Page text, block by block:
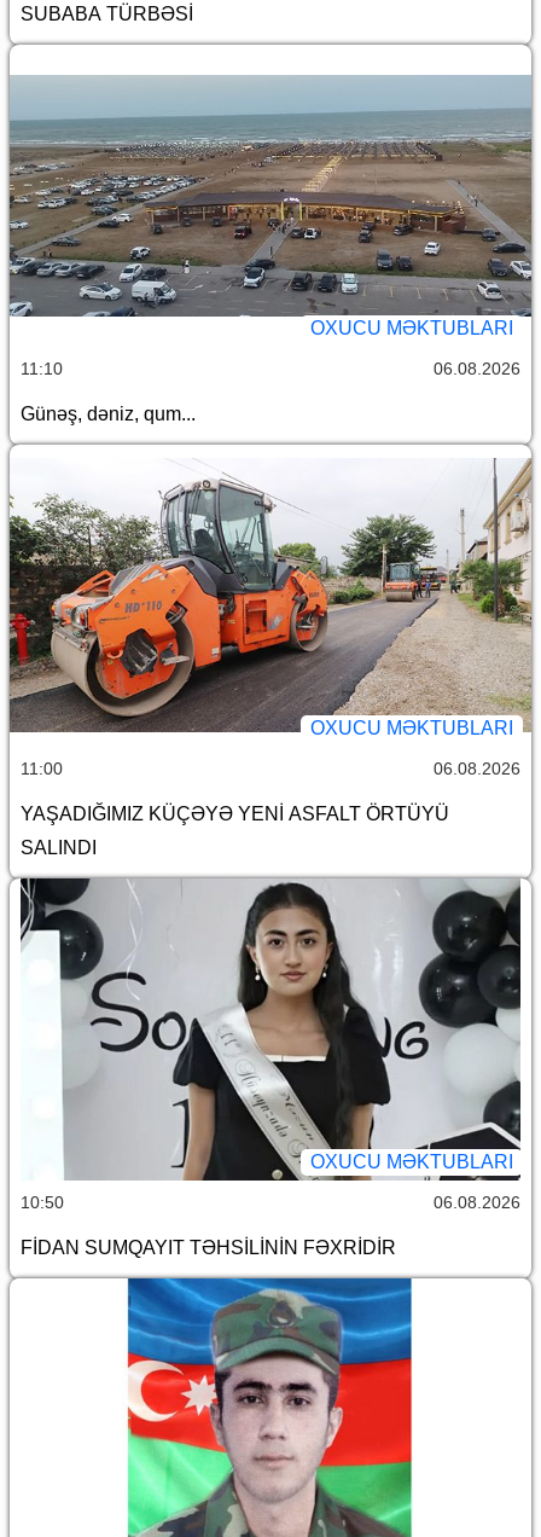
SUBABA TÜRBƏSİ
OXUCU MƏKTUBLARI
11:10 06.08.2026
Günəş, dəniz, qum...
OXUCU MƏKTUBLARI
11:00 06.08.2026
YAŞADIĞIMIZ KÜÇƏYƏ YENİ ASFALT ÖRTÜYÜ
SALINDI
OXUCU MƏKTUBLARI
10:50 06.08.2026
FİDAN SUMQAYIT TƏHSİLİNİN FƏXRİDİR